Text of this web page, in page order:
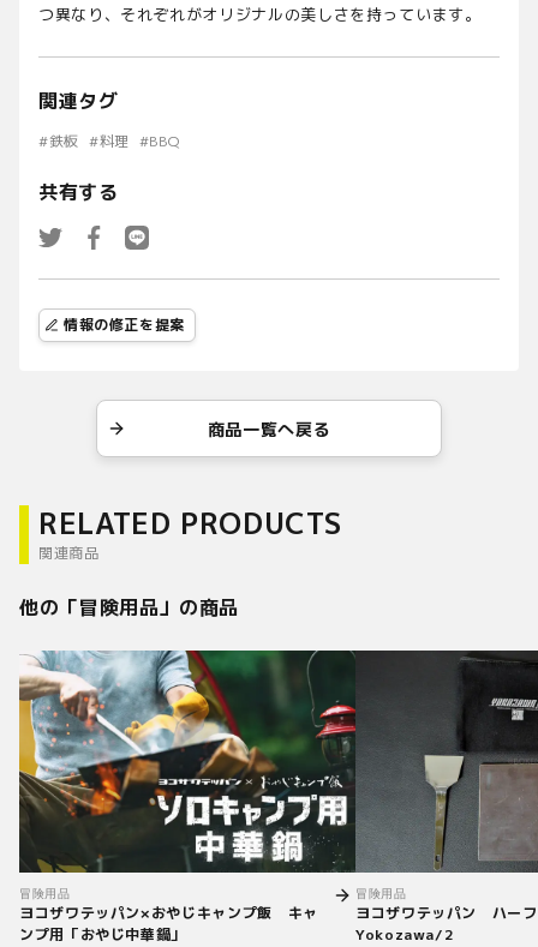
つ異なり、それぞれがオリジナルの美しさを持っています。
関連タグ
#鉄板 #料理 #BBQ
共有する
情報の修正を提案
商品一覧へ戻る
RELATED PRODUCTS
関連商品
他の「冒険用品」の商品
冒険用品
ヨコザワテッパン×おやじキャンプ飯 キャ
ンプ用「おやじ中華鍋」
冒険用品
ヨコザワテッパン ハー
Yokozawa/2